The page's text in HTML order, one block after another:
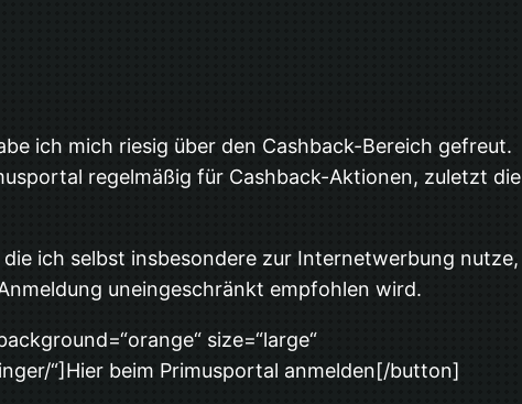
ich mich riesig über den Cashback-Bereich gefreut.
regelmäßig für Cashback-Aktionen, zuletzt die
ich selbst insbesondere zur Internetwerbung nutze,
uneingeschränkt empfohlen wird.
size=“large“
“]Hier beim Primusportal anmelden[/button]